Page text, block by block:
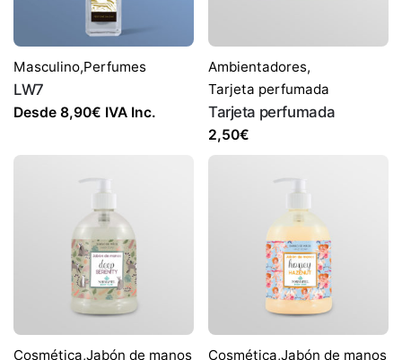
Masculino,Perfumes
LW7
Desde 8,90€ IVA Inc.
Ambientadores,
Tarjeta perfumada
Tarjeta perfumada
2,50€
Cosmética,Jabón de manos Cosmética,Jabón de manos